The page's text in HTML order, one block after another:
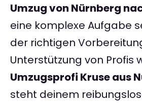
Umzug von Nürnberg
eine komplexe Aufgabe
der richtigen
Unterstützung von Profis
Umzugsprofi Kruse aus
steht deinem